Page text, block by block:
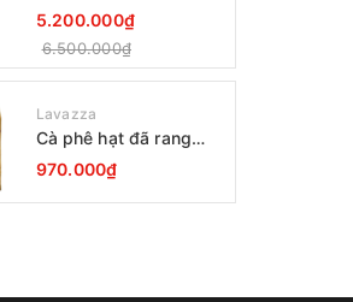
Grohtherm 800
34566001
5.200.000₫
6.500.000₫
Lavazza
Cà phê hạt đã rang
Lavazza Oro Qualita
1000g
970.000₫